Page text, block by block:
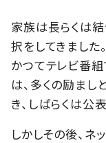
家族は長らくは
択をしてきました。
かつてテレビ番
は、多くの励ま
き、しばらくは公
しかしその後、